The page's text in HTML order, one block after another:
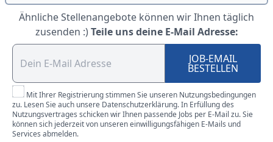
Ähnliche Stellenangebote können wir Ihnen täglich
zusenden :) Teile uns deine E-Mail Adresse:
JOB-EMAIL
BESTELLEN
Mit Ihrer Registrierung stimmen Sie unseren Nutzungsbedingungen
zu. Lesen Sie auch unsere Datenschutzerklärung. In Erfüllung des
Nutzungsvertrages schicken wir Ihnen passende Jobs per E-Mail zu. Sie
können sich jederzeit von unseren einwilligungsfähigen E-Mails und
Services abmelden.